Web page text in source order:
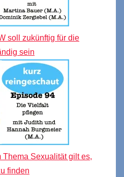
soll zukünftig für die
sein
Thema Sexualität gilt es,
finden